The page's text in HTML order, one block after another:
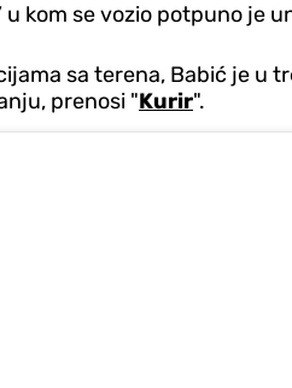
u kom se vozio potpuno je
sa terena, Babić je u
prenosi "Kurir".